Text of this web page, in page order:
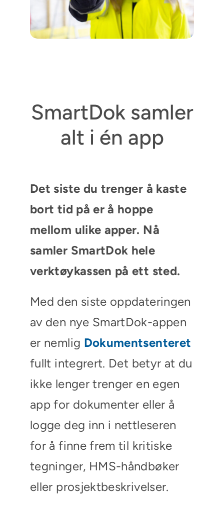
SmartDok samler
alt i én app
Det siste du trenger å kaste
bort tid på er å hoppe
mellom ulike apper. Nå
samler SmartDok hele
verktøykassen på ett sted.
Med den siste oppdateringen
av den nye SmartDok-appen
er nemlig Dokumentsenteret
fullt integrert. Det betyr at du
ikke lenger trenger en egen
app for dokumenter eller å
logge deg inn i nettleseren
for å finne frem til kritiske
tegninger, HMS-håndbøker
eller prosjektbeskrivelser.